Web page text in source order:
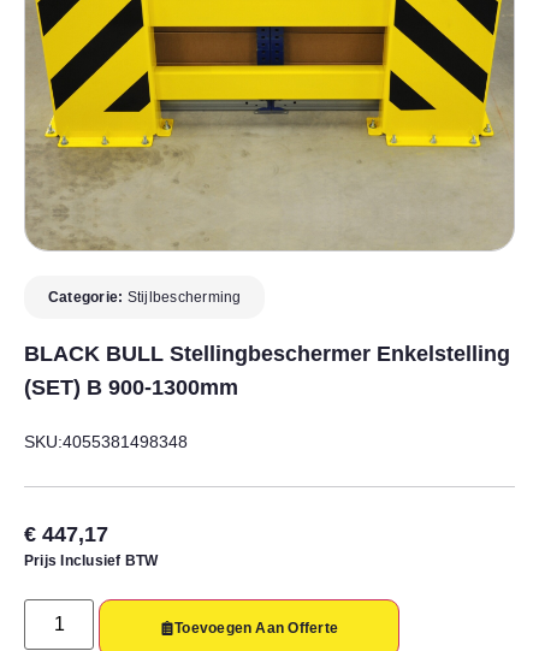
Categorie: Stijlbescherming
BLACK BULL Stellingbeschermer Enkelstelling
(SET) B 900-1300mm
SKU:4055381498348
€ 447,17
Prijs Inclusief BTW
Toevoegen Aan Offerte